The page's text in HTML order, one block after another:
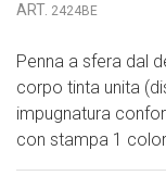
ART. 2424BE
Penna a sfera dal
corpo tinta unita
impugnatura
con stampa 1